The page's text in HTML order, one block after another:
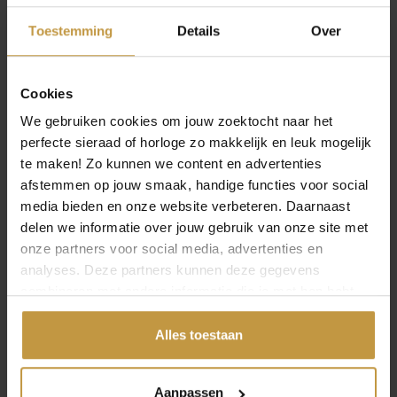
Toestemming Details Over
Cookies
We gebruiken cookies om jouw zoektocht naar het
perfecte sieraad of horloge zo makkelijk en leuk mogelijk
te maken! Zo kunnen we content en advertenties
afstemmen op jouw smaak, handige functies voor social
media bieden en onze website verbeteren. Daarnaast
delen we informatie over jouw gebruik van onze site met
onze partners voor social media, advertenties en
analyses. Deze partners kunnen deze gegevens
gedeeld of die ze hebben verzameld via jouw gebruik van
Alles toestaan
Aanpassen
BICOLOR
Direct leverbaar, 1
GOUDKLEURIG
Direct leverbaar, 1
INFORMATIE OVER BOCCIA